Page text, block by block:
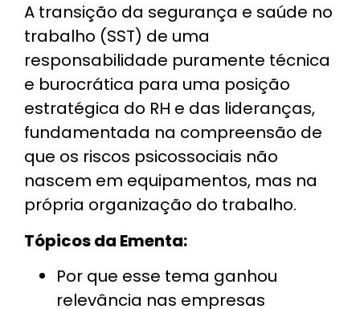
A transição da segurança e saúde no
trabalho (SST) de uma
responsabilidade puramente técnica
e burocrática para uma posição
estratégica do RH e das lideranças,
fundamentada na compreensão de
que os riscos psicossociais não
nascem em equipamentos, mas na
própria organização do trabalho.
Tópicos da Ementa:
Por que esse tema ganhou
relevância nas empresas